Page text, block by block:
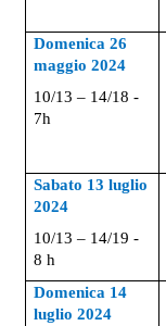
Domenica 26
maggio 2024
10/13 – 14/18 -
7h
Sabato 13 luglio
2024
10/13 – 14/19 -
8 h
Domenica 14
luglio 2024